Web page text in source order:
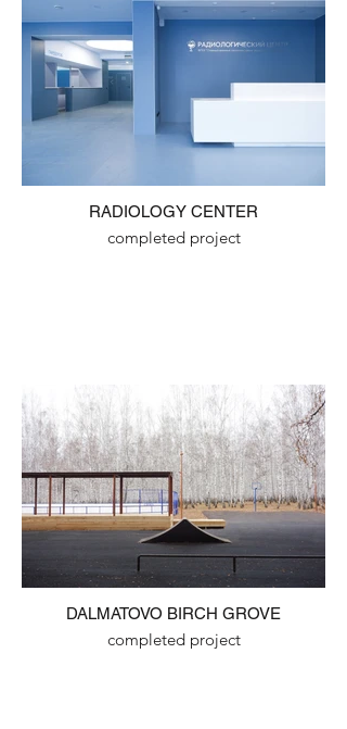
RADIOLOGY CENTER
completed project
DALMATOVO BIRCH GROVE
completed project